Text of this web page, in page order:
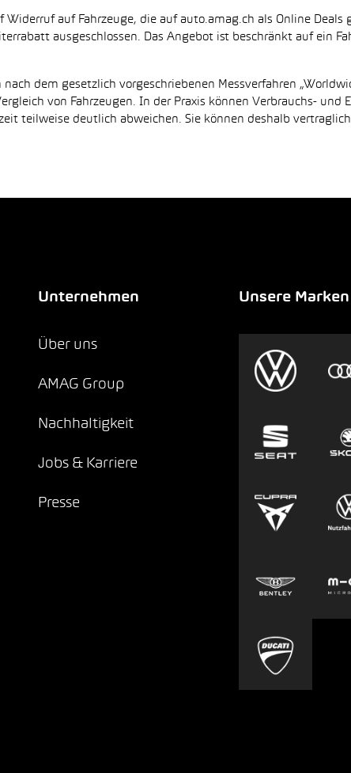
auf Fahrzeuge, die auf auto.amag.ch als Online
ausgeschlossen. Das Angebot ist beschränkt auf ein
dem gesetzlich vorgeschriebenen Messverfahren
von Fahrzeugen. In der Praxis können Verbrauchs- und
teilweise deutlich abweichen. Sie können deshalb
Unternehmen
Über uns
AMAG Group
Nachhaltigkeit
Jobs & Karriere
Presse
Unsere Marken